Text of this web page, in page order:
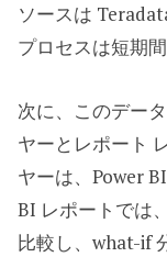
ソースは
プロセスは短期
次に、このデー
ヤーとレポート
ヤーは、Power
BI レポートでは
比較し、what-if